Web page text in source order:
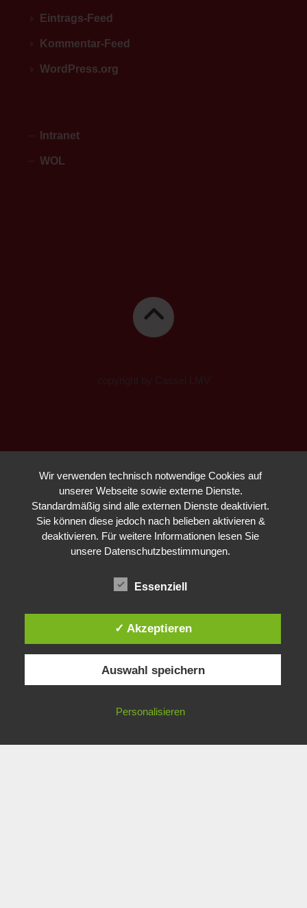
Eintrags-Feed
Kommentar-Feed
WordPress.org
Intranet
WOL
Wir verwenden technisch notwendige Cookies auf
unserer Webseite sowie externe Dienste.
Standardmäßig sind alle externen Dienste deaktiviert.
Sie können diese jedoch nach belieben aktivieren &
deaktivieren. Für weitere Informationen lesen Sie
unsere Datenschutzbestimmungen.
Essenziell
✓ Akzeptieren
Auswahl speichern
Personalisieren